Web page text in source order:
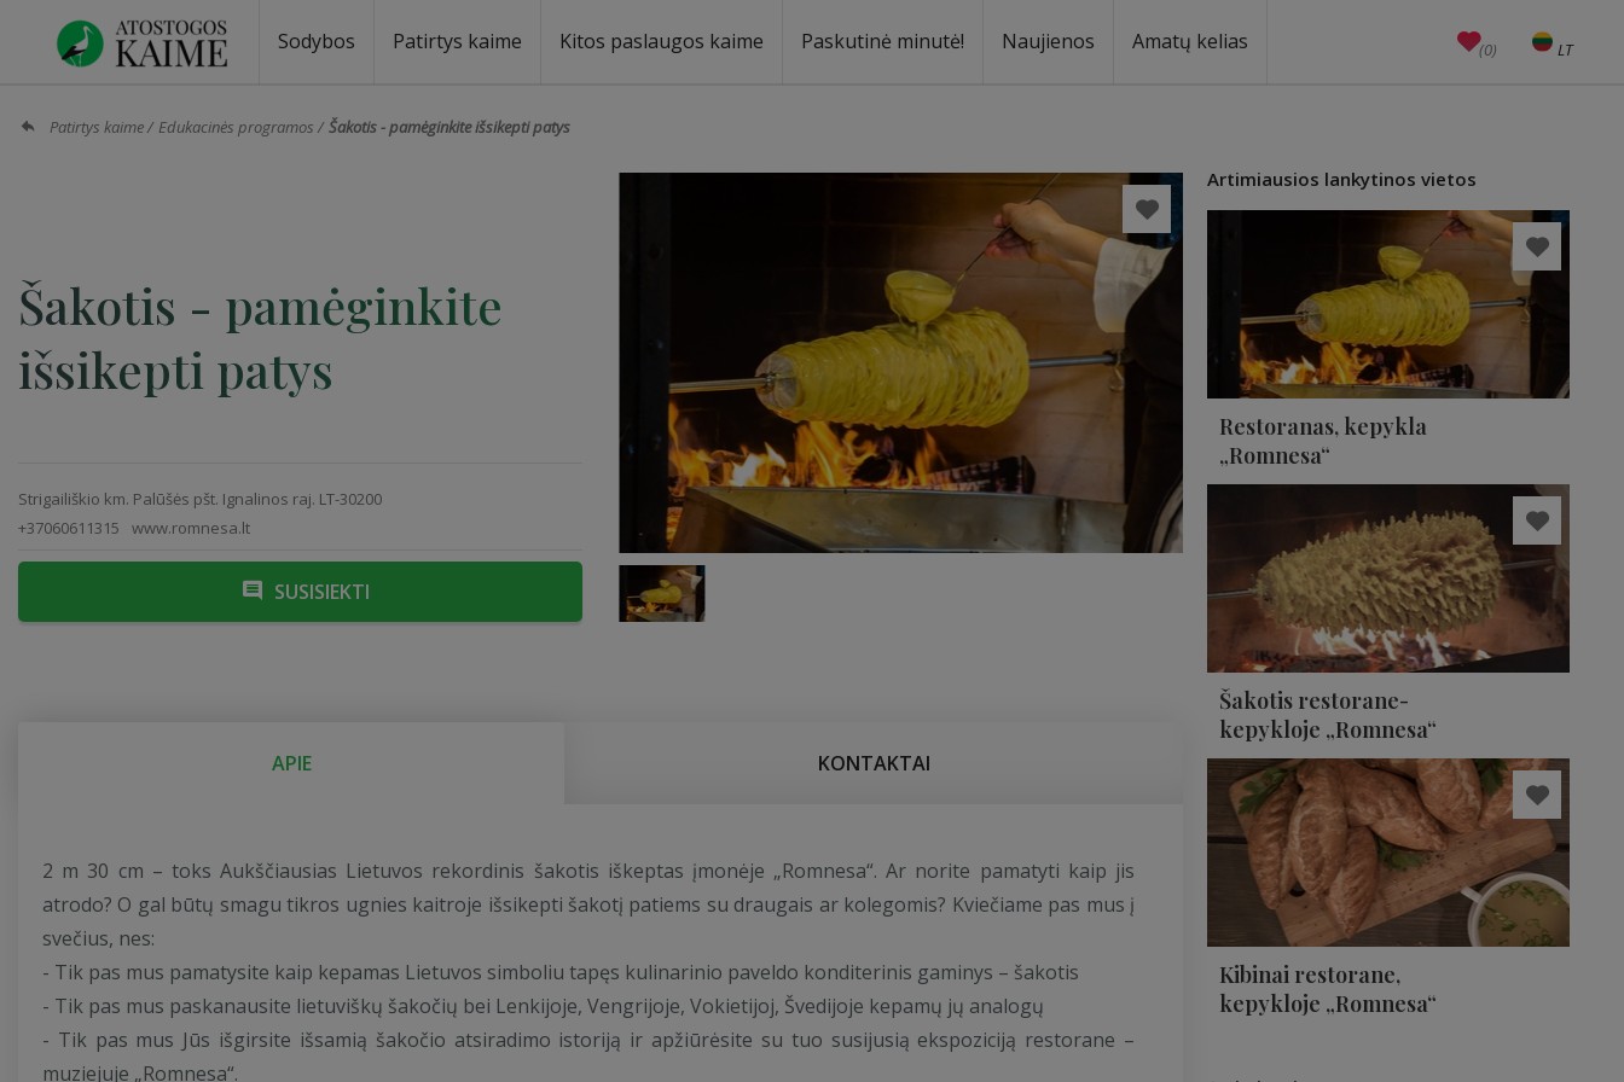
Sodybos Patirtys kaime Kitos paslaugos kaime Paskutinė minutė! Naujienos Amatų kelias (0) LT
EN
Patirtys kaime Edukacinės programos Šakotis - pamėginkite išsikepti patys
Šakotis - pamėginkite
išsikepti patys
Strigailiškio km. Palūšės pšt. Ignalinos raj. LT-30200
+37060611315
www.romnesa.lt
SUSISIEKTI
APIE KONTAKTAI
2 m 30 cm – toks Aukščiausias Lietuvos rekordinis šakotis iškeptas įmonėje „Romnesa“. Ar norite pamatyti kaip jis
atrodo? O gal būtų smagu tikros ugnies kaitroje išsikepti šakotį patiems su draugais ar kolegomis? Kviečiame pas mus į
svečius, nes:
- Tik pas mus pamatysite kaip kepamas Lietuvos simboliu tapęs kulinarinio paveldo konditerinis gaminys – šakotis
- Tik pas mus paskanausite lietuviškų šakočių bei Lenkijoje, Vengrijoje, Vokietijoj, Švedijoje kepamų jų analogų
- Tik pas mus Jūs išgirsite išsamią šakočio atsiradimo istoriją ir apžiūrėsite su tuo susijusią ekspoziciją restorane –
muziejuje „Romnesa“.
Artimiausios lankytinos vietos
Restoranas, kepykla
„Romnesa“
Šakotis restorane-
kepykloje „Romnesa“
Kibinai restorane,
kepykloje „Romnesa“